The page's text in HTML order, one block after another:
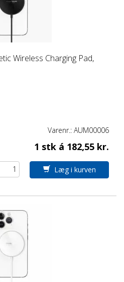
Wireless Charging Pad,
Varenr.: AUM00006
1 stk á 182,55 kr.
Læg i kurven
PRIVAT